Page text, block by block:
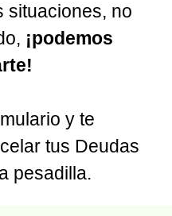
situaciones, no
¡podemos
y te
tus Deudas
pesadilla.